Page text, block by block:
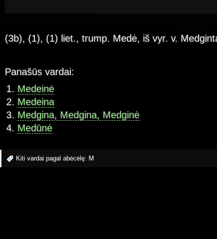
(3b), (1), (1) liet., trump. Medė, iš vyr. v.
Panašūs vardai:
Medeinė
Medeina
Medgina, Medgina, Medginė
Medūnė
Kiti vardai pagal abėcėlę: M